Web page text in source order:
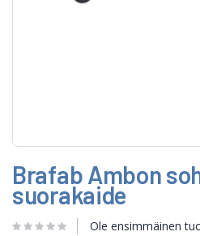
to
the
beginning
the
Brafab Ambon
suorakaide
Ole ensimmäinen